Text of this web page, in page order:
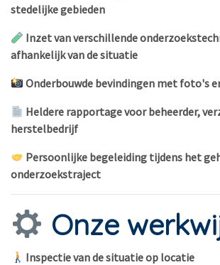
stedelijke gebieden
Inzet van verschillende
afhankelijk van de situatie
Onderbouwde bevindingen met foto's
Heldere rapportage voor beheerder,
herstelbedrijf
Persoonlijke begeleiding tijdens het
onderzoekstraject
Onze
Inspectie van de situatie op locatie